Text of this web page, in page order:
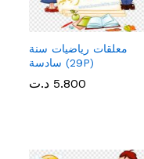
معلقات رياضيات سنة
سادسة (29P)
5.800 د.ت 5.800 د.ت